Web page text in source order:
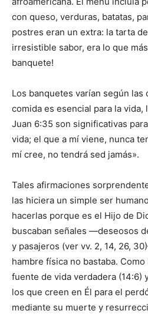
con queso, verduras, batatas,
postres eran un extra: la tarta
irresistible sabor, era lo que
banquete!
Los banquetes varían según las
comida es esencial para la vida,
Juan 6:35 son significativas
vida; el que a mí viene, nunca
mí cree, no tendrá sed jamás».
Tales afirmaciones
las hiciera un simple ser
hacerlas porque es el Hijo de
buscaban señales —deseosos
y pasajeros (ver vv. 2, 14, 26,
hambre física no bastaba.
fuente de vida verdadera (14:6)
los que creen en Él para el
mediante su muerte y